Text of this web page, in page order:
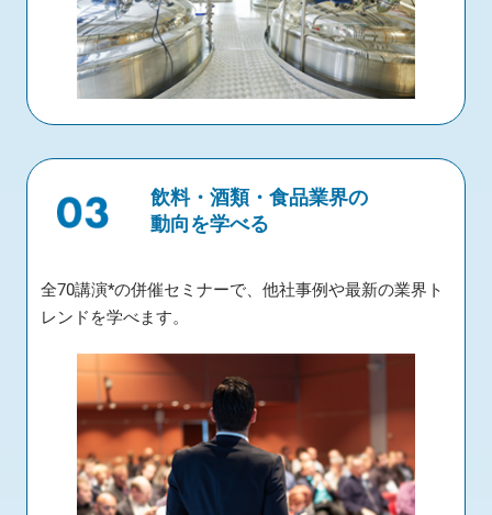
飲料・酒類・食品業界の
動向を学べる
全70講演*の併催セミナーで、他社事例や最新の業界ト
レンドを学べます。